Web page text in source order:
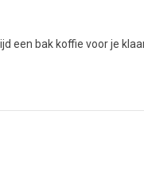
een bak koffie voor je